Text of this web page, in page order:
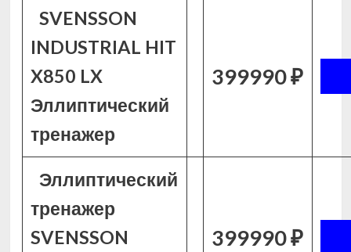
SVENSSON
INDUSTRIAL HIT
X850 LX
Эллиптический
тренажер
399990 ₽
Эллиптический
тренажер
SVENSSON
399990 ₽